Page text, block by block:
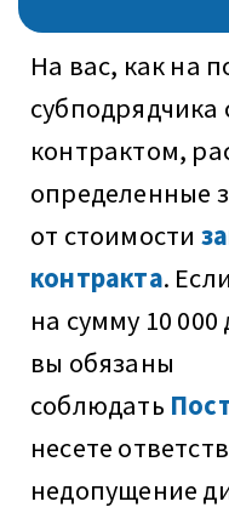
На вас, как на
контрактом,
определенные
от стоимости
контракта.
на сумму 10
вы обязаны
соблюдать
несете
недопущение